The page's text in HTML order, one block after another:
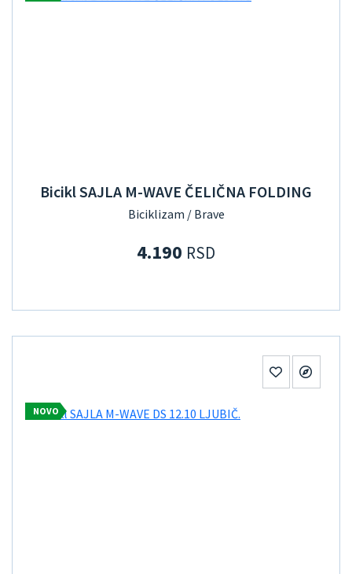
Bicikl SAJLA M-WAVE ČELIČNA FOLDING
Biciklizam / Brave
4.190 RSD
NOVO